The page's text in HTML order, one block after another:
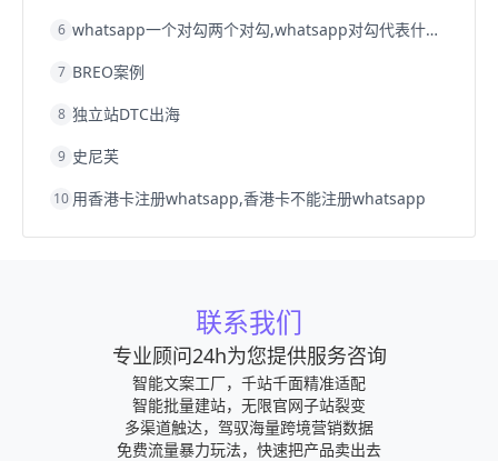
6 whatsapp一个对勾两个对勾,whatsapp对勾代表什么意思
7 BREO案例
8 独立站DTC出海
9 史尼芙
10 用香港卡注册whatsapp,香港卡不能注册whatsapp
联系我们
专业顾问24h为您提供服务咨询
智能文案工厂，千站千面精准适配
智能批量建站，无限官网子站裂变
多渠道触达，驾驭海量跨境营销数据
免费流量暴力玩法，快速把产品卖出去